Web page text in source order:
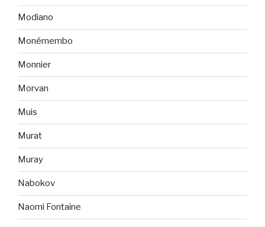
Modiano
Monémembo
Monnier
Morvan
Muis
Murat
Muray
Nabokov
Naomi Fontaine